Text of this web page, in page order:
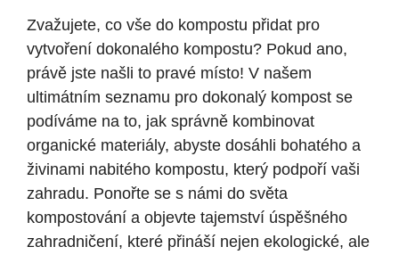
Zvažujete, co vše do kompostu přidat pro
vytvoření dokonalého kompostu? Pokud ano,
právě jste našli to pravé místo! V našem
ultimátním seznamu pro dokonalý kompost se
podíváme na to, jak správně kombinovat
organické materiály, abyste dosáhli bohatého a
živinami nabitého kompostu, který podpoří vaši
zahradu. Ponořte se s námi do světa
kompostování a objevte tajemství úspěšného
zahradničení, které přináší nejen ekologické, ale